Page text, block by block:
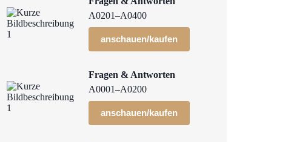
A0201–A0400
anschauen/kaufen
Fragen & Antworten
A0001–A0200
anschauen/kaufen